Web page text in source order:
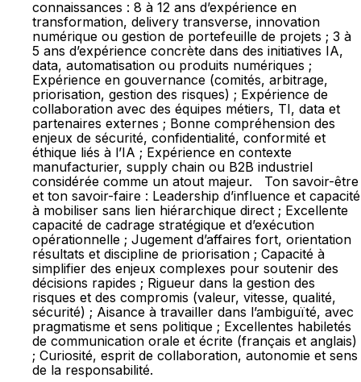
connaissances : 8 à 12 ans d’expérience en
transformation, delivery transverse, innovation
numérique ou gestion de portefeuille de projets ; 3 à
5 ans d’expérience concrète dans des initiatives IA,
data, automatisation ou produits numériques ;
Expérience en gouvernance (comités, arbitrage,
priorisation, gestion des risques) ; Expérience de
collaboration avec des équipes métiers, TI, data et
partenaires externes ; Bonne compréhension des
enjeux de sécurité, confidentialité, conformité et
éthique liés à l’IA ; Expérience en contexte
manufacturier, supply chain ou B2B industriel
considérée comme un atout majeur. Ton savoir-être
et ton savoir-faire : Leadership d’influence et capacité
à mobiliser sans lien hiérarchique direct ; Excellente
capacité de cadrage stratégique et d’exécution
opérationnelle ; Jugement d’affaires fort, orientation
résultats et discipline de priorisation ; Capacité à
simplifier des enjeux complexes pour soutenir des
décisions rapides ; Rigueur dans la gestion des
risques et des compromis (valeur, vitesse, qualité,
sécurité) ; Aisance à travailler dans l’ambiguïté, avec
pragmatisme et sens politique ; Excellentes habiletés
de communication orale et écrite (français et anglais)
; Curiosité, esprit de collaboration, autonomie et sens
de la responsabilité.